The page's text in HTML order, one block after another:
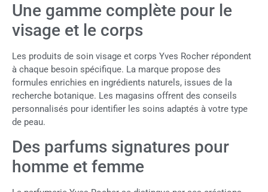
Une gamme complète pour le
visage et le corps
Les produits de soin visage et corps Yves Rocher répondent
à chaque besoin spécifique. La marque propose des
formules enrichies en ingrédients naturels, issues de la
recherche botanique. Les magasins offrent des conseils
personnalisés pour identifier les soins adaptés à votre type
de peau.
Des parfums signatures pour
homme et femme